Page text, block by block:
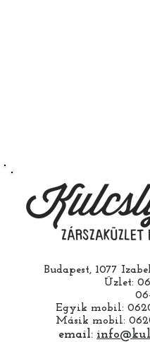
Budapest, 1077
Üzlet:
Egyik mobil:
Másik mobil:
email: